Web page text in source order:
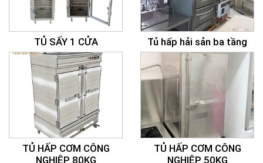
TỦ SẤY 1 CỬA Tủ hấp hải sản ba tầng
TỦ HẤP CƠM CÔNG
NGHIỆP 80KG
TỦ HẤP CƠM CÔNG
NGHIỆP 50KG